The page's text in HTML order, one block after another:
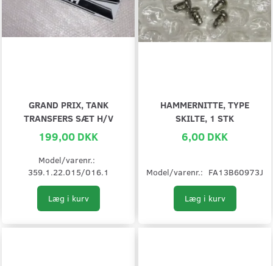
GRAND PRIX, TANK
TRANSFERS SÆT H/V
199,00 DKK
Model/varenr.:
359.1.22.015/016.1
Læg i kurv
HAMMERNITTE, TYPE
SKILTE, 1 STK
6,00 DKK
Model/varenr.: FA13B60973J
Læg i kurv